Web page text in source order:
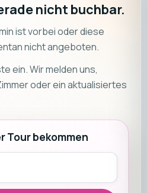
nicht buchbar.
ist vorbei oder diese
nicht angeboten.
ein. Wir melden uns,
oder ein aktualisiertes
Tour bekommen